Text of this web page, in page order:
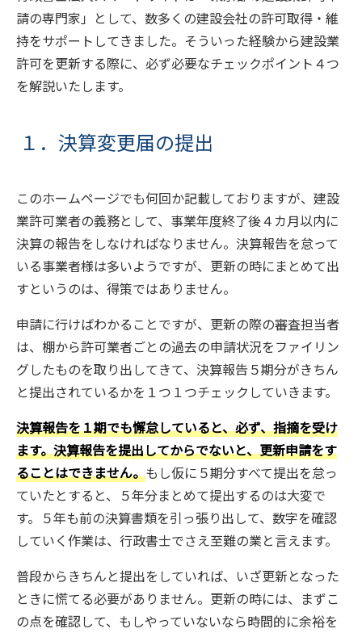
請の専門家」として、数多くの建設会社の許可取得・維
持をサポートしてきました。そういった経験から建設業
許可を更新する際に、必ず必要なチェックポイント４つ
を解説いたします。
１．決算変更届の提出
このホームページでも何回か記載しておりますが、建設
業許可業者の義務として、事業年度終了後４カ月以内に
決算の報告をしなければなりません。決算報告を怠って
いる事業者様は多いようですが、更新の時にまとめて出
すというのは、得策ではありません。
申請に行けばわかることですが、更新の際の審査担当者
は、棚から許可業者ごとの過去の申請状況をファイリン
グしたものを取り出してきて、決算報告５期分がきちん
と提出されているかを１つ１つチェックしていきます。
決算報告を１期でも懈怠していると、必ず、指摘を受け
ます。決算報告を提出してからでないと、更新申請をす
ることはできません。もし仮に５期分すべて提出を怠っ
ていたとすると、５年分まとめて提出するのは大変で
す。５年も前の決算書類を引っ張り出して、数字を確認
していく作業は、行政書士でさえ至難の業と言えます。
普段からきちんと提出をしていれば、いざ更新となった
ときに慌てる必要がありません。更新の時には、まずこ
の点を確認して、もしやっていないなら時間的に余裕を